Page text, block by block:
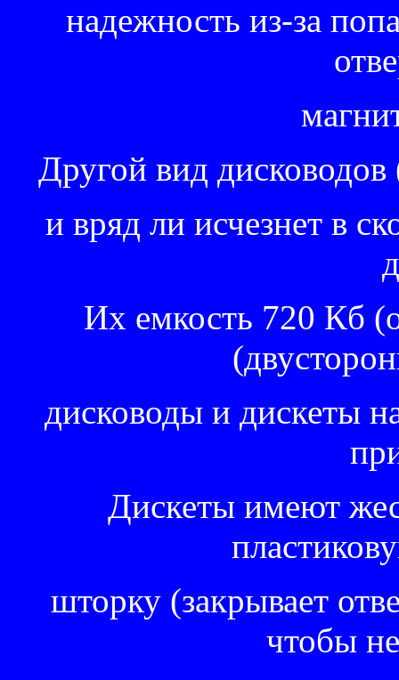
надежность из-за
Другой вид дисководов
и вряд ли исчезнет в
Их емкость 720 Кб
дисководы и дискеты
Дискеты имеют
шторку (закрывает
чтобы